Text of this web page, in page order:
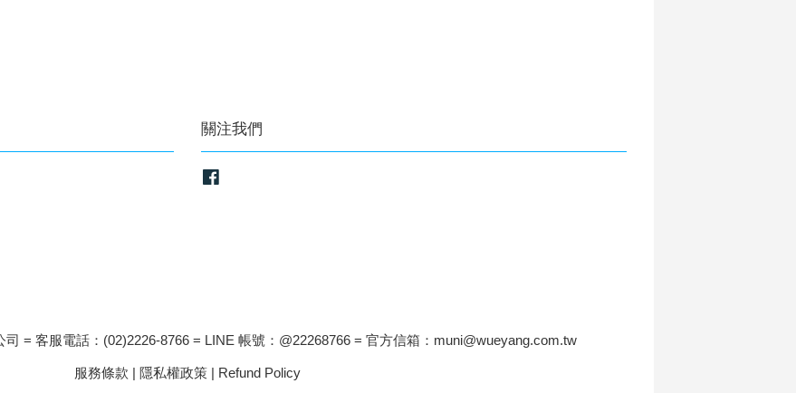
關注我們
= 客服電話：(02)2226-8766 = LINE 帳號：@22268766 = 官方信箱：muni@wueyang.com.tw
服務條款 | 隱私權政策 | Refund Policy